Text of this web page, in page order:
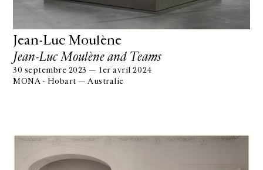
Jean-Luc Moulène
Jean-Luc Moulène and Teams
30 septembre 2023 — 1er avril 2024
MONA - Hobart — Australie